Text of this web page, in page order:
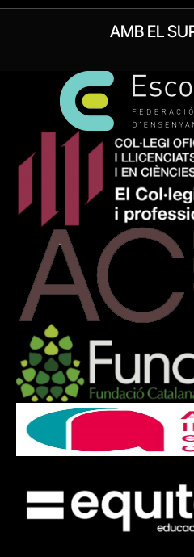
AMB EL